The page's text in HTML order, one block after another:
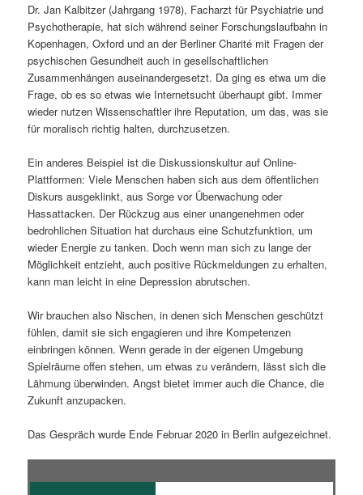
r
i
n
g
e
s
p
r
n
n
Dr. Jan Kalbitzer (Jahrgang 1978), Facharzt für Psychiatrie und
Psychotherapie, hat sich während seiner Forschungslaufbahn in
Kopenhagen, Oxford und an der Berliner Charité mit Fragen der
psychischen Gesundheit auch in gesellschaftlichen
Zusammenhängen auseinandergesetzt. Da ging es etwa um die
Frage, ob es so etwas wie Internetsucht überhaupt gibt. Immer
wieder nutzen Wissenschaftler ihre Reputation, um das, was sie
für moralisch richtig halten, durchzusetzen.
Ein anderes Beispiel ist die Diskussionskultur auf Online-
Plattformen: Viele Menschen haben sich aus dem öffentlichen
Diskurs ausgeklinkt, aus Sorge vor Überwachung oder
Hassattacken. Der Rückzug aus einer unangenehmen oder
bedrohlichen Situation hat durchaus eine Schutzfunktion, um
wieder Energie zu tanken. Doch wenn man sich zu lange der
Möglichkeit entzieht, auch positive Rückmeldungen zu erhalten,
kann man leicht in eine Depression abrutschen.
Wir brauchen also Nischen, in denen sich Menschen geschützt
fühlen, damit sie sich engagieren und ihre Kompetenzen
einbringen können. Wenn gerade in der eigenen Umgebung
Spielräume offen stehen, um etwas zu verändern, lässt sich die
Lähmung überwinden. Angst bietet immer auch die Chance, die
Zukunft anzupacken.
Das Gespräch wurde Ende Februar 2020 in Berlin aufgezeichnet.